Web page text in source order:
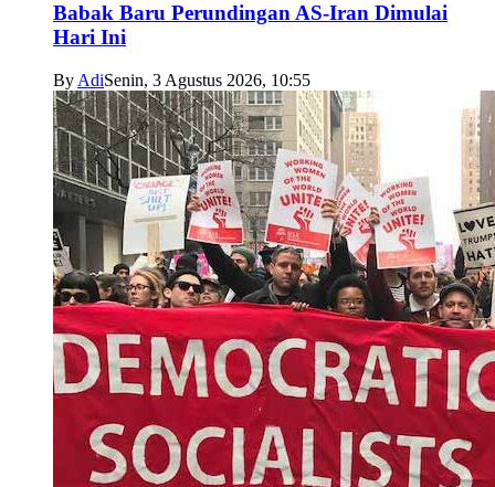
Babak Baru Perundingan AS-Iran Dimulai
Hari Ini
By AdiSenin, 3 Agustus 2026, 10:55